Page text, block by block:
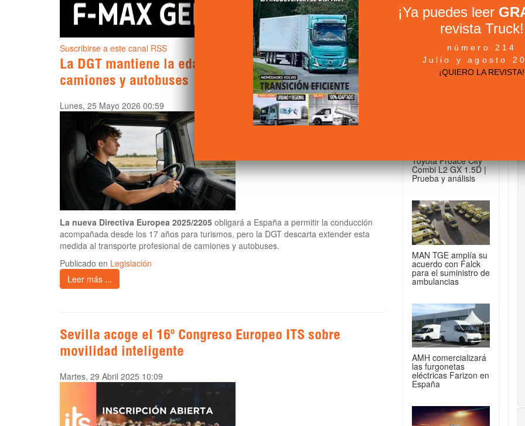
Suscribirse a este canal RSS
La DGT mantiene la edad mínima para conducir
camiones y autobuses
Lunes, 25 Mayo 2026 00:59
La nueva Directiva Europea 2025/2205 obligará a España a permitir la conducción
acompañada desde los 17 años para turismos, pero la DGT descarta extender esta
medida al transporte profesional de camiones y autobuses.
Publicado en Legislación
Leer más ...
Sevilla acoge el 16º Congreso Europeo ITS sobre
movilidad inteligente
Martes, 29 Abril 2025 10:09
+ NOTICIAS...
Toyota Proace City
Combi L2 GX 1.5D |
Prueba y análisis
MAN TGE amplía su
acuerdo con Falck
para el suministro de
ambulancias
AMH comercializará
las furgonetas
eléctricas Farizon en
España
¡Ya puedes leer
revista Truck!
número 214
Julio y agosto
¡QUIERO LA REVISTA!